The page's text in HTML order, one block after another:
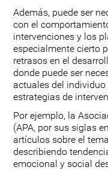
Además, puede ser
con el
intervenciones y los
especialmente cierto
retrasos en el
donde puede ser
actuales del individuo
estrategias de
Por ejemplo, la
(APA, por sus siglas
artículos sobre el
describiendo
emocional y social